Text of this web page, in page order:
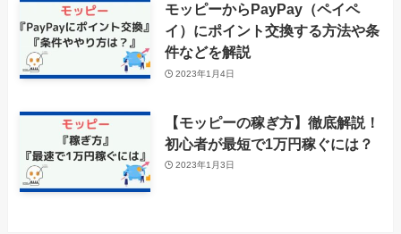
モッピーからPayPay（ペイペ
イ）にポイント交換する方法や条
件などを解説
2023年1月4日
【モッピーの稼ぎ方】徹底解説！
初心者が最短で1万円稼ぐには？
2023年1月3日